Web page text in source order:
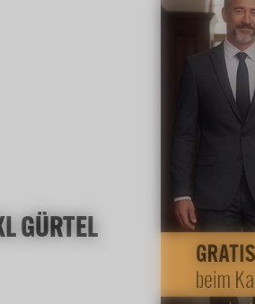
GÜRTEL